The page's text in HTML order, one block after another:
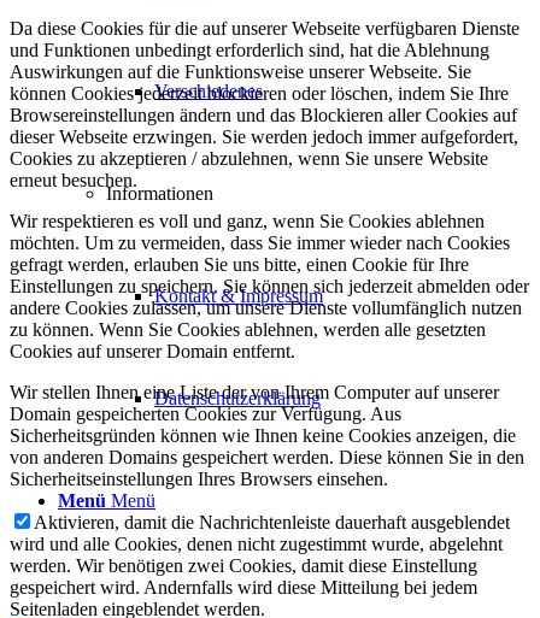
Verschiedenes
Informationen
Kontakt & Impressum
Datenschutzerklärung
Menü Menü
Da diese Cookies für die auf unserer Webseite verfügbaren Dienste
und Funktionen unbedingt erforderlich sind, hat die Ablehnung
Auswirkungen auf die Funktionsweise unserer Webseite. Sie
können Cookies jederzeit blockieren oder löschen, indem Sie Ihre
Browsereinstellungen ändern und das Blockieren aller Cookies auf
dieser Webseite erzwingen. Sie werden jedoch immer aufgefordert,
Cookies zu akzeptieren / abzulehnen, wenn Sie unsere Website
erneut besuchen.
Wir respektieren es voll und ganz, wenn Sie Cookies ablehnen
möchten. Um zu vermeiden, dass Sie immer wieder nach Cookies
gefragt werden, erlauben Sie uns bitte, einen Cookie für Ihre
Einstellungen zu speichern. Sie können sich jederzeit abmelden oder
andere Cookies zulassen, um unsere Dienste vollumfänglich nutzen
zu können. Wenn Sie Cookies ablehnen, werden alle gesetzten
Cookies auf unserer Domain entfernt.
Wir stellen Ihnen eine Liste der von Ihrem Computer auf unserer
Domain gespeicherten Cookies zur Verfügung. Aus
Sicherheitsgründen können wie Ihnen keine Cookies anzeigen, die
von anderen Domains gespeichert werden. Diese können Sie in den
Sicherheitseinstellungen Ihres Browsers einsehen.
Aktivieren, damit die Nachrichtenleiste dauerhaft ausgeblendet
wird und alle Cookies, denen nicht zugestimmt wurde, abgelehnt
werden. Wir benötigen zwei Cookies, damit diese Einstellung
gespeichert wird. Andernfalls wird diese Mitteilung bei jedem
Seitenladen eingeblendet werden.